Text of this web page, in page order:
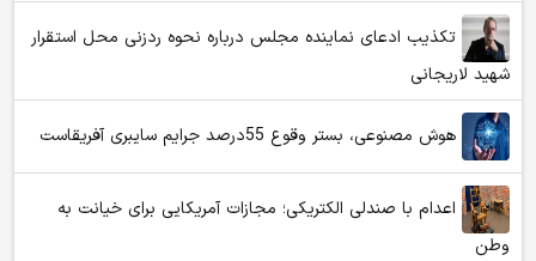
تکذیب ادعای نماینده مجلس درباره نحوه ردزنی محل استقرار
شهید لاریجانی
هوش مصنوعی، بستر وقوع 55درصد جرایم سایبری آفریقاست
اعدام با صندلی الکتریکی؛ مجازات آمریکایی برای خیانت به
وطن